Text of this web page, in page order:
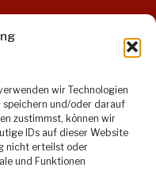
wir Technologien
speichern und/oder darauf
zustimmst, können wir
IDs auf dieser Website
nicht erteilst oder
und Funktionen